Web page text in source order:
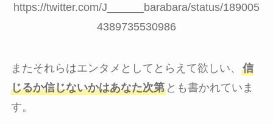
https://twitter.com/J______barabara/status/189005
4389735530986
またそれらはエンタメとしてとらえて欲しい、 信
じるか信じないかはあなた次第とも書かれていま
す。